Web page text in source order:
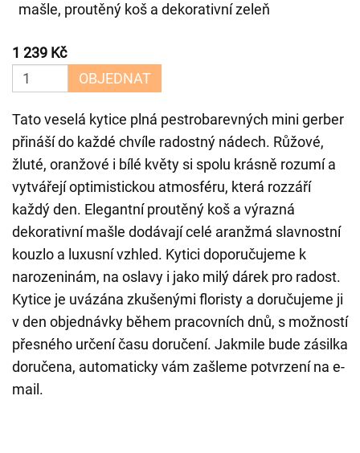
mašle, proutěný koš a dekorativní zeleň
1 239 Kč
OBJEDNAT
Tato veselá kytice plná pestrobarevných mini gerber
přináší do každé chvíle radostný nádech. Růžové,
žluté, oranžové i bílé květy si spolu krásně rozumí a
vytvářejí optimistickou atmosféru, která rozzáří
každý den. Elegantní proutěný koš a výrazná
dekorativní mašle dodávají celé aranžmá slavnostní
kouzlo a luxusní vzhled. Kytici doporučujeme k
narozeninám, na oslavy i jako milý dárek pro radost.
Kytice je uvázána zkušenými floristy a doručujeme ji
v den objednávky během pracovních dnů, s možností
přesného určení času doručení. Jakmile bude zásilka
doručena, automaticky vám zašleme potvrzení na e-
mail.